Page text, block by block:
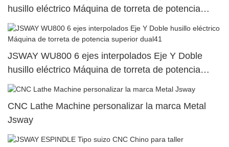
husillo eléctrico Máquina de torreta de potencia
superior dual40
JSWAY WU800 6 ejes interpolados Eje Y Doble
husillo eléctrico Máquina de torreta de potencia
superior dual41
CNC Lathe Machine personalizar la marca Metal
Jsway